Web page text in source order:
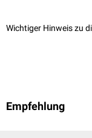
Wichtiger Hinweis zu
Empfehlung